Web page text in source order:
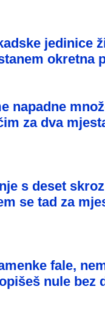
jedinice
okretna
napadne
za dva
s deset
se tad za
fale,
nule bez